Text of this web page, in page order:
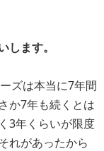
ます。
ズは本当に7年間
か7年も続くとは
3年くらいが限度
れがあったから